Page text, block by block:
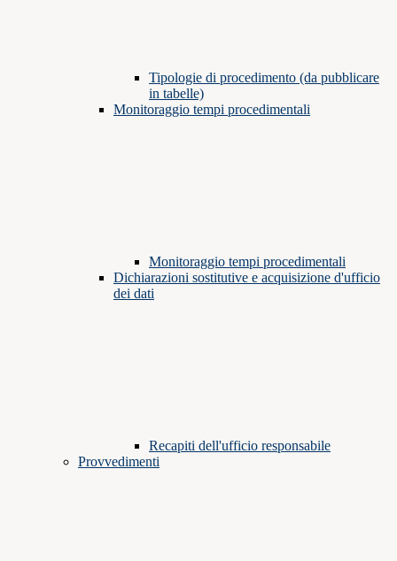
Tipologie di procedimento (da pubblicare
in tabelle)
Monitoraggio tempi procedimentali
Monitoraggio tempi procedimentali
Dichiarazioni sostitutive e acquisizione d'ufficio
dei dati
Recapiti dell'ufficio responsabile
Provvedimenti